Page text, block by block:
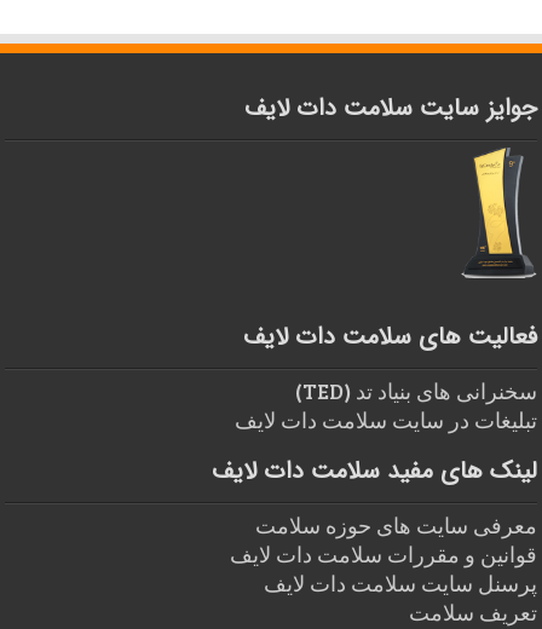
جوایز سایت سلامت دات لایف
فعالیت های سلامت دات لایف
سخنرانی های بنیاد تد (TED)
تبلیغات در سایت سلامت دات لایف
لینک های مفید سلامت دات لایف
معرفی سایت های حوزه سلامت
قوانین و مقررات سلامت دات لایف
پرسنل سایت سلامت دات لایف
تعریف سلامت